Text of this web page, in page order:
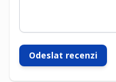
Odeslat recenzi